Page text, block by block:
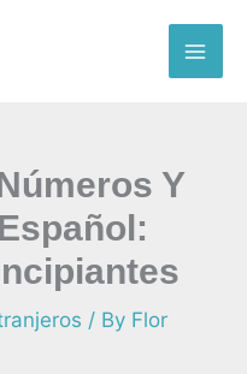
Y
/ By Flor